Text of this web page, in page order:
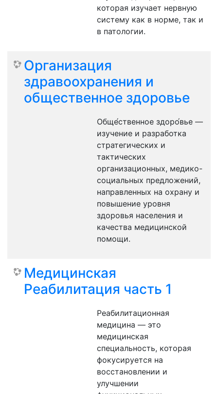
которая изучает нервную
систему как в норме, так и
в патологии.
Организация
здравоохранения и
общественное здоровье
Обще́ственное здоро́вье —
изучение и разработка
стратегических и
тактических
организационных, медико-
социальных предложений,
направленных на охрану и
повышение уровня
здоровья населения и
качества медицинской
помощи.
Медицинская
Реабилитация часть 1
Реабилитационная
медицина — это
медицинская
специальность, которая
фокусируется на
восстановлении и
улучшении